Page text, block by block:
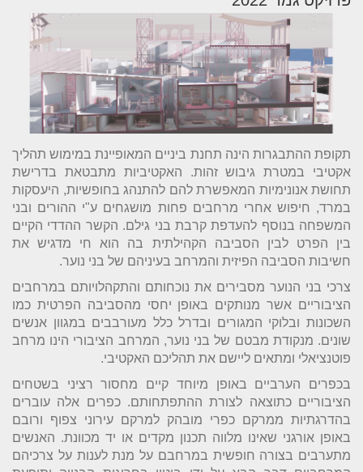
תקופת ההתבגרות הינה תחנת ביניים המאופיינת במימוש תהליך
אקטיבי במטרת גיבוש זהות. האקטיביות מתבטאת בדרישת
תחושת אנונימיות המאפשרת להם להתנהג בחופשיות, היעסקות
במרד, חיפוש אחרי מרחבים פחות מושגחים ע"י ההורים ובני
המשפחה בנוסף להעדפת קרבת בני גילם. הקשר ההדדי הקיים
בין הפרט לבין הסביבה הקהילתית בה הוא חי מדגיש את
חשיבות הסביבה הפיזית והמרחב בעיניהם של בני נוער.
צרכי בני הנוער מסבירים את נוכחותם והתקהלויותם במרחבים
הציבוריים אשר מנותקים באופן יחסי מהסביבה הפרטית כמו
השכונות ובלוקי המגורים ובדרל כלל מעורבבים במגוון אנשים
שונים. מנקודת מבטם של בני נוער, המרחב הציבורי הינו מרחב
פוטנציאלי ומתאים ליישם את תהליכם האקטיבי.
בכפרים הערביים באופן מיוחד קיים מחסור רציני בשטחים
הציבוריים כתוצאה לצורת ההתפתחותם. כפרים אלה עוברים
בהדרגתיות ממרקם כפרי מובהק למרקם עירוני צפוף ורובם
באופן אורגני שאינו מלווה תכנון מקדים או יד מכוונת. האנשים
מתערבים בצורה חופשית במרחבם על מנת לענות על צרכיהם